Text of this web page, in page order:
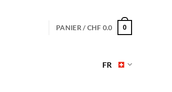
PANIER /CHF 0.0 0
FR